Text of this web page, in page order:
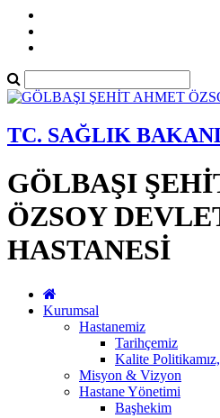
TC. SAĞLIK
GÖLBAŞI
ÖZSOY
HASTANESİ
Kurumsal
Hastanemiz
Tarihçemiz
Kalite
Misyon & Vizyon
Hastane Yönetimi
Başhekim